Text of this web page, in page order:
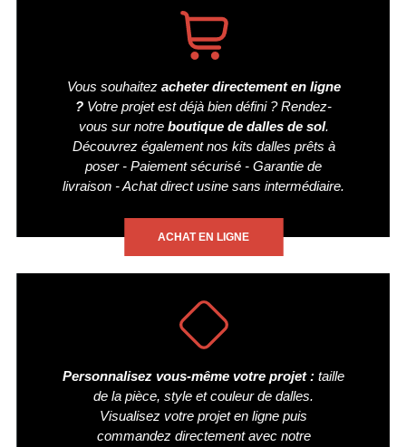
Vous souhaitez acheter directement en ligne
? Votre projet est déjà bien défini ? Rendez-
vous sur notre boutique de dalles de sol.
Découvrez également nos kits dalles prêts à
poser - Paiement sécurisé - Garantie de
livraison - Achat direct usine sans intermédiaire.
ACHAT EN LIGNE
Personnalisez vous-même votre projet : taille
de la pièce, style et couleur de dalles.
Visualisez votre projet en ligne puis
commandez directement avec notre